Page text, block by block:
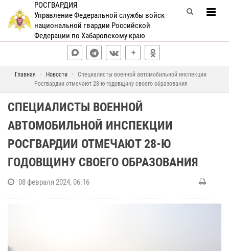
РОСГВАРДИЯ
Управление Федеральной службы войск
национальной гвардии Российской
Федерации по Хабаровскому краю
Главная Новости
Специалисты военной автомобильной инспекции
Росгвардии отмечают 28-ю годовщину своего образования
СПЕЦИАЛИСТЫ ВОЕННОЙ
АВТОМОБИЛЬНОЙ ИНСПЕКЦИИ
РОСГВАРДИИ ОТМЕЧАЮТ 28-Ю
ГОДОВЩИНУ СВОЕГО ОБРАЗОВАНИЯ
08 февраля 2024, 06:16